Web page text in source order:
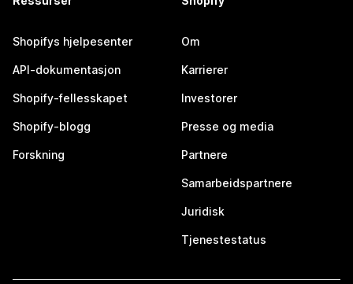
Shopifys hjelpesenter
API-dokumentasjon
Shopify-fellesskapet
Shopify-blogg
Forskning
Om
Karrierer
Investorer
Presse og media
Partnere
Samarbeidspartnere
Juridisk
Tjenestestatus